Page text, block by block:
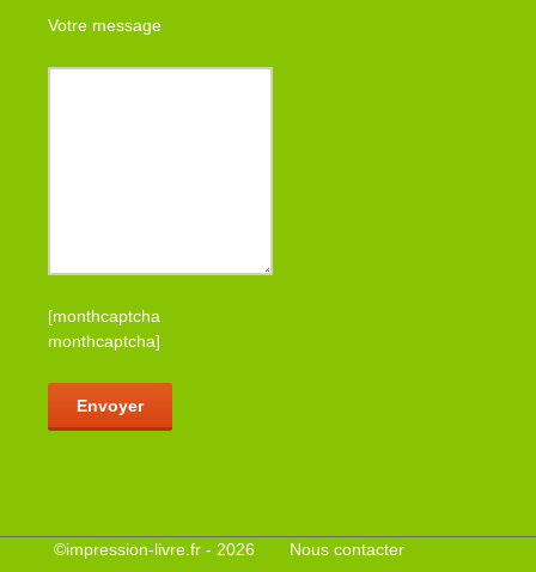
Votre message
[monthcaptcha
monthcaptcha]
©impression-livre.fr - 2026 Nous contacter